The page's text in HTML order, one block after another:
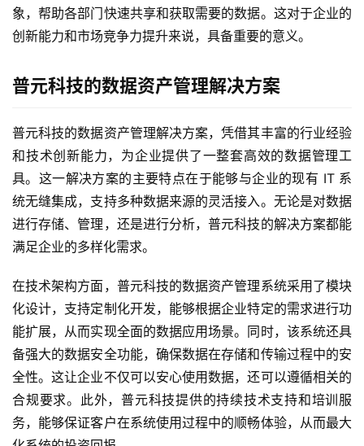
最
新
象，帮助各部门快速共享和获取需要的数据。这对于企业的
创新能力和市场竞争力提升来说，具备重要的意义。
普元科技的数据资产管理解决方案
普元科技的数据资产管理解决方案，凭借其丰富的行业经验
和技术创新能力，为企业提供了一整套高效的数据管理工
具。这一解决方案的主要特点在于能够与企业的现有 IT 系
统无缝集成，支持多种数据来源的灵活接入。无论是对数据
进行存储、管理，还是进行分析，普元科技的解决方案都能
满足企业的多样化需求。
在技术架构方面，普元科技的数据资产管理系统采用了模块
化设计，支持定制化开发，能够根据企业特定的需求进行功
能扩展，从而实现全面的数据应用场景。同时，该系统还具
备强大的数据安全功能，确保数据在存储和传输过程中的安
全性。这让企业不仅可以安心使用数据，还可以遵循相关的
合规要求。此外，普元科技提供的持续技术支持和培训服
务，能够保证客户在系统使用过程中的顺畅体验，从而最大